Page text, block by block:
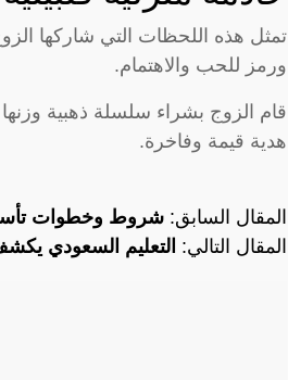
تمثل هذه اللحظات التي شاركها
ورمز للحب والاهتمام.
هدية قيمة وفاخرة.
المقال السابق: شروط وخطوات
المقال التالي: التعليم السعودي يكشف عن 3 حالات